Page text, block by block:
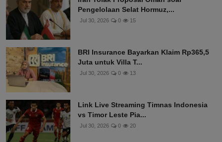
Pengelolaan Selat Hormuz,...
Jul 30, 2026 0 15
BRI Insurance Bayarkan Klaim Rp365,5
Juta untuk Villa T...
Jul 30, 2026 0 13
Link Live Streaming Timnas Indonesia
vs Timor Leste Pia...
Jul 30, 2026 0 20